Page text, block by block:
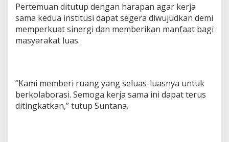
Pertemuan ditutup dengan harapan agar kerja
sama kedua institusi dapat segera diwujudkan demi
memperkuat sinergi dan memberikan manfaat bagi
masyarakat luas.
“Kami memberi ruang yang seluas-luasnya untuk
berkolaborasi. Semoga kerja sama ini dapat terus
ditingkatkan,” tutup Suntana.